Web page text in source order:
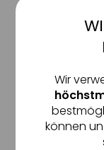
verstärkt
Funktionale
Tracking
Wir
können